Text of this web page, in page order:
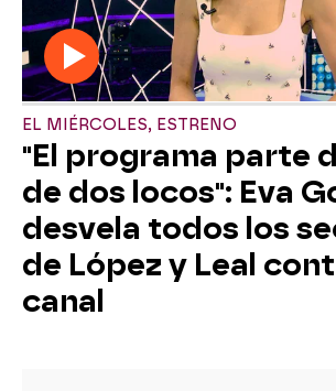
EL MIÉRCOLES, ESTRENO
"El programa parte
de dos locos": Eva
desvela todos los
de López y Leal
canal